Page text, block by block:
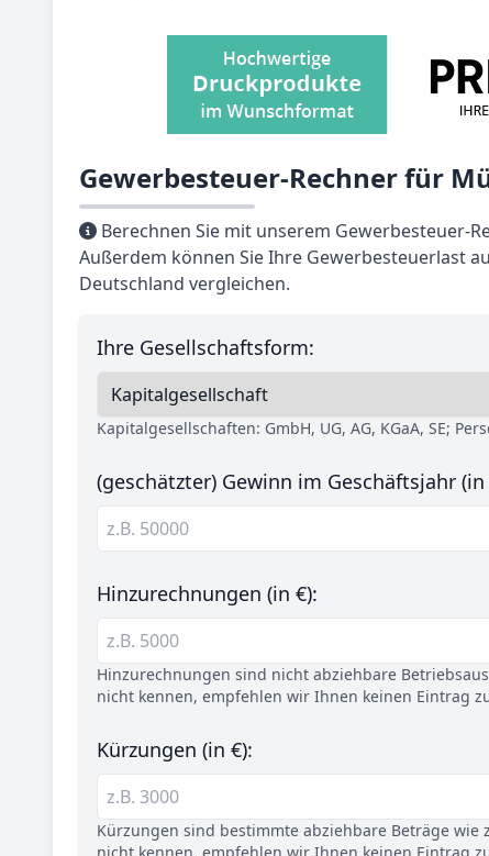
Gewerbesteuer-Rechner für
Berechnen Sie mit unserem Gewerbesteuer-
Außerdem können Sie Ihre Gewerbesteuerlast
Deutschland vergleichen.
Ihre Gesellschaftsform:
Kapitalgesellschaften: GmbH, UG, AG, KGaA, SE;
(geschätzter) Gewinn im Geschäftsjahr (in
Hinzurechnungen (in €):
Hinzurechnungen sind nicht abziehbare
nicht kennen, empfehlen wir Ihnen keinen Eintrag
Kürzungen (in €):
Kürzungen sind bestimmte abziehbare Beträge wie